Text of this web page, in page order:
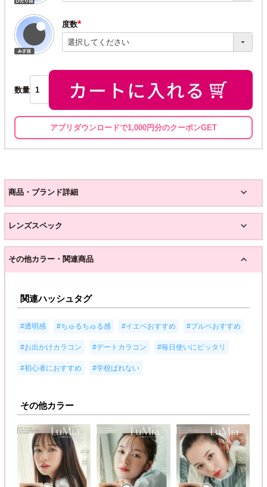
度数
(必
須)
数量
アプリダウンロードで1,000円分のクーポンGET
商品・ブランド詳細
レンズスペック
その他カラー・関連商品
関連ハッシュタグ
#透明感 #ちゅるちゅる感 #イエベおすすめ #ブルベおすすめ
#お出かけカラコン #デートカラコン #毎日使いにピッタリ
#初心者におすすめ #学校ばれない
その他カラー